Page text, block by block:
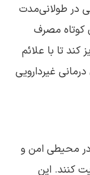
در طولانی‌مدت
کوتاه مصرف
تا با علائم
غیردارویی
در محیطی امن و
کنند. این